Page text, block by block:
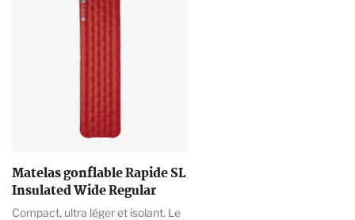
Matelas gonflable Rapide SL
Insulated Wide Regular
Compact, ultra léger et isolant. Le